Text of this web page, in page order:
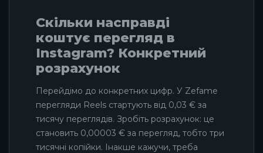
Скільки насправді
коштує перегляд в
Instagram? Конкретний
розрахунок
Перейдімо до конкретних цифр. У Zefame
перегляди Reels стартують від 0,03 € за
тисячу переглядів. Зробіть розрахунок: це
становить 0,00003 € за перегляд, тобто три
тисячні копійки. Інакше кажучи, треба